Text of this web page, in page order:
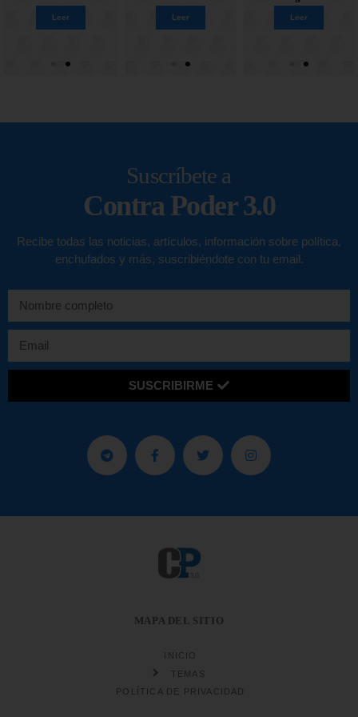
Leer
Leer Leer
Leer Leer
Suscríbete a
Contra Poder 3.0
Recibe todas las noticias, artículos, información sobre política,
enchufados y más, suscribiéndote con tu email.
SUSCRIBIRME
MAPA DEL SITIO
INICIO
TEMAS
POLÍTICA DE PRIVACIDAD